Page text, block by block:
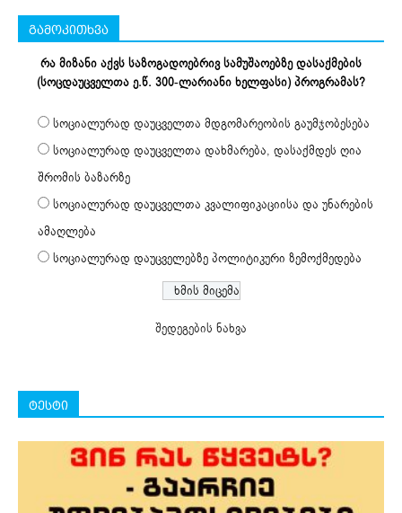
გამოკითხვა
რა მიზანი აქვს საზოგადოებრივ სამუშაოებზე დასაქმების
(სოცდაუცველთა ე.წ. 300-ლარიანი ხელფასი) პროგრამას?
სოციალურად დაუცველთა მდგომარეობის გაუმჯობესება
სოციალურად დაუცველთა დახმარება, დასაქმდეს ღია
შრომის ბაზარზე
სოციალურად დაუცველთა კვალიფიკაციისა და უნარების
ამაღლება
სოციალურად დაუცველებზე პოლიტიკური ზემოქმედება
შედეგების ნახვა
ტესტი